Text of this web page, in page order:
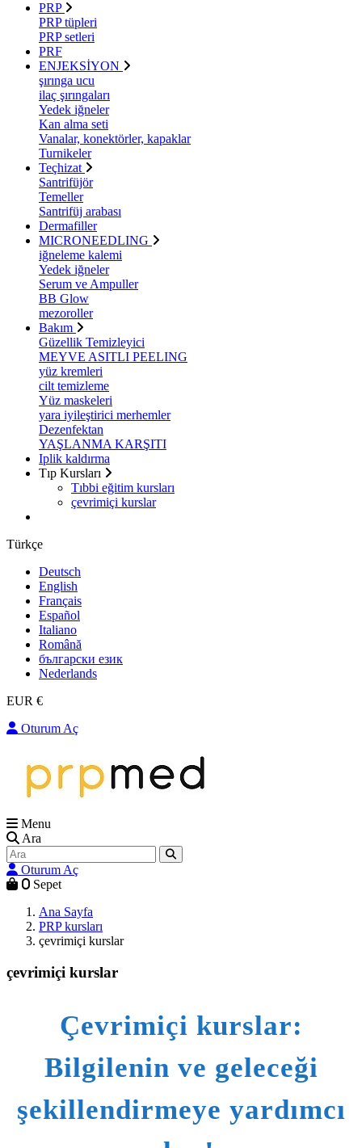
PRP
PRP tüpleri
PRP setleri
PRF
ENJEKSİYON
şırınga ucu
ilaç şırıngaları
Yedek iğneler
Kan alma seti
Vanalar, konektörler, kapaklar
Turnikeler
Teçhizat
Santrifüjör
Temeller
Santrifüj arabası
Dermafiller
MICRONEEDLING
iğneleme kalemi
Yedek iğneler
Serum ve Ampuller
BB Glow
mezoroller
Bakım
Güzellik Temizleyici
MEYVE ASITLI PEELING
yüz kremleri
cilt temizleme
Yüz maskeleri
yara iyileştirici merhemler
Dezenfektan
YAŞLANMA KARŞITI
Iplik kaldırma
Tıp Kursları
Tıbbi eğitim kursları
çevrimiçi kurslar
Türkçe
Deutsch
English
Français
Español
Italiano
Română
български език
Nederlands
EUR €
Oturum Aç
Menu
Ara
Oturum Aç
0 Sepet
Ana Sayfa
PRP kursları
çevrimiçi kurslar
çevrimiçi kurslar
Çevrimiçi kurslar:
Bilgilenin ve geleceği
şekillendirmeye yardımcı